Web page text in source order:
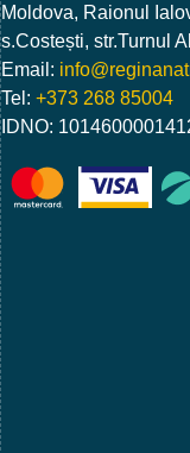
Moldova, Raionul
s.Costești, str.Turnul
Email:
Tel:+373 268 85004
IDNO: